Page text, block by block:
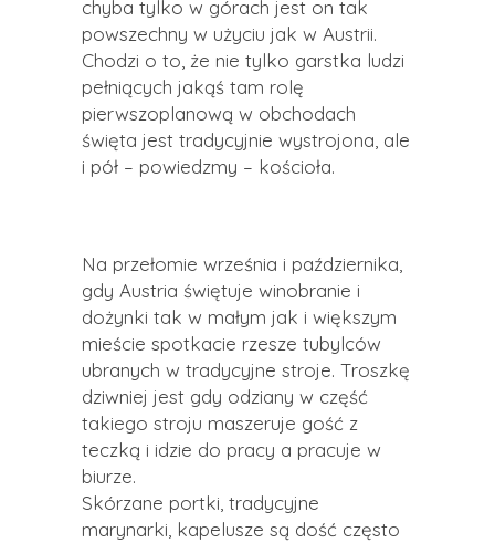
chyba tylko w górach jest on tak
powszechny w użyciu jak w Austrii.
Chodzi o to, że nie tylko garstka ludzi
pełniących jakąś tam rolę
pierwszoplanową w obchodach
święta jest tradycyjnie wystrojona, ale
i pół – powiedzmy – kościoła.
Na przełomie września i października,
gdy Austria świętuje winobranie i
dożynki tak w małym jak i większym
mieście spotkacie rzesze tubylców
ubranych w tradycyjne stroje. Troszkę
dziwniej jest gdy odziany w część
takiego stroju maszeruje gość z
teczką i idzie do pracy a pracuje w
biurze.
Skórzane portki, tradycyjne
marynarki, kapelusze są dość często